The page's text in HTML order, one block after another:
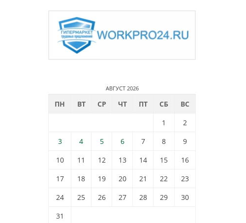
АВГУСТ 2026
ПН ВТ СР ЧТ ПТ СБ
ВС
1
2
3
4 5 6 7 8
9
10
11 12 13 14 15
16
17
18 19 20 21 22
23
24
25 26 27 28 29
30
31